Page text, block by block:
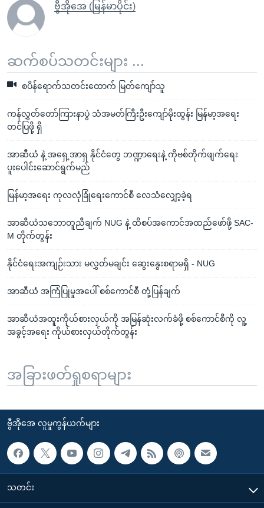
ဗွီအိုအေ (မြန်မာပိုင်း)
ဆက်စပ်သတင်းများ ...
စပိန်ရောက်သတင်းထောက် မြတ်ကျော်သူ
ကန်လွှတ်တော်ကြားနာပွဲ သံအမတ်ကြီးဦးကျော်မိုးထွန်း မြန်မာ့အရေး
တင်ပြဖို့ ရှိ
အာဆီယံ နဲ့ အရှေ့အာရှ နိုင်ငံတွေ ဘဏ္ဍာရေးနဲ့ ကိုဗစ်တိုက်ဖျက်ရေး
ပူးပေါင်းဆောင်ရွက်မည်
မြန်မာ့အရေး ကုလလုံခြုံရေးကောင်စီ လေသံလျှော့ခဲ့ရ
အာဆီယံသဘောတူညီချက် NUG နဲ့ ထိစပ်အကောင်အထည်ဖော်ဖို့ SAC-
M တိုက်တွန်း
နိုင်ငံရေးအကျဉ်းသား မလွှတ်မချင်း ဆွေးနွေးစရာမရှိ - NUG
အာဆီယံ အကြံပြုမှုအပေါ် စစ်ကောင်စီ တုံ့ပြန်ချက်
အာဆီယံအထူးကိုယ်စားလှယ်ကို အမြန်ဆုံးလက်ခံဖို့ စစ်ကောင်စီကို လူ့
အခွင့်အရေး ကိုယ်စားလှယ်တိုက်တွန်း
အခြားဖတ်ရှုစရာများ
ဗွီအိုအေ လူမှုကွန်ယက်များ
သတင်း